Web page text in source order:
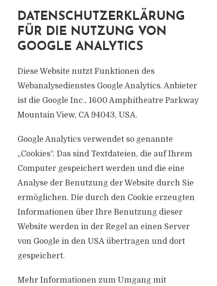
DATENSCHUTZERKLÄRUNG
FÜR DIE NUTZUNG VON
GOOGLE ANALYTICS
Diese Website nutzt Funktionen des
Webanalysedienstes Google Analytics. Anbieter
ist die Google Inc., 1600 Amphitheatre Parkway
Mountain View, CA 94043, USA.
Google Analytics verwendet so genannte
„Cookies“. Das sind Textdateien, die auf Ihrem
Computer gespeichert werden und die eine
Analyse der Benutzung der Website durch Sie
ermöglichen. Die durch den Cookie erzeugten
Informationen über Ihre Benutzung dieser
Website werden in der Regel an einen Server
von Google in den USA übertragen und dort
gespeichert.
Mehr Informationen zum Umgang mit